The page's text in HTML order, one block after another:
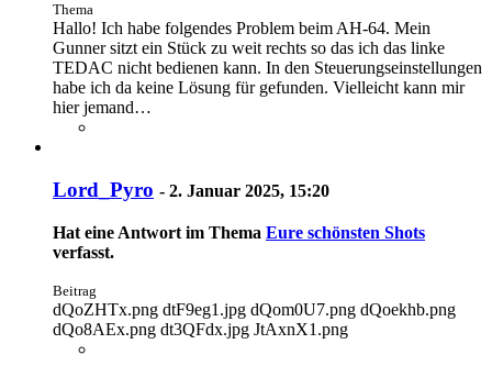
Thema
Hallo! Ich habe folgendes Problem beim AH-64. Mein
Gunner sitzt ein Stück zu weit rechts so das ich das linke
TEDAC nicht bedienen kann. In den Steuerungseinstellungen
habe ich da keine Lösung für gefunden. Vielleicht kann mir
hier jemand…
Lord_Pyro - 2. Januar 2025, 15:20
Hat eine Antwort im Thema Eure schönsten Shots
verfasst.
Beitrag
dQoZHTx.png dtF9eg1.jpg dQom0U7.png dQoekhb.png
dQo8AEx.png dt3QFdx.jpg JtAxnX1.png